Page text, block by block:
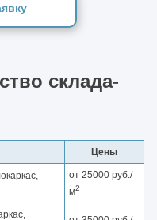
склада-
Цены
от 25000 руб./
м2